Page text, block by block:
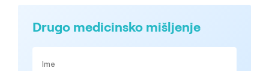
Drugo medicinsko mišljenje